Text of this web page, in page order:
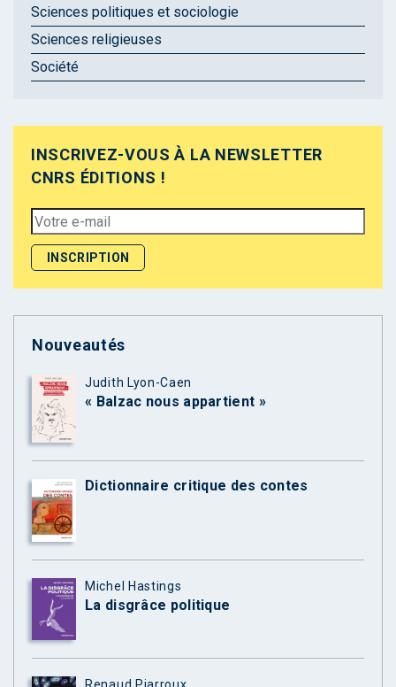
Sciences politiques et sociologie
Sciences religieuses
Société
INSCRIVEZ-VOUS À LA NEWSLETTER
CNRS ÉDITIONS !
Nouveautés
Judith Lyon-Caen
« Balzac nous appartient »
Dictionnaire critique des contes
Michel Hastings
La disgrâce politique